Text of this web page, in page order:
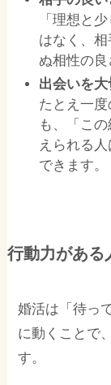
「理想と
はなく、
ぬ相性の良
出会いを
たとえ一
も、「こ
えられる
できます。
行動力がある
婚活は「待っ
に動くことで
す。